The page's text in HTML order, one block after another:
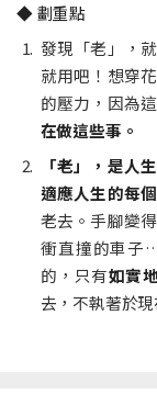
◆ 劃重點
發現「老」，就
就用吧！想穿
的壓力，因為
在做這些事。
「老」，是人
適應人生的每
老去。手腳變
衝直撞的車子
的，只有如實
去，不執著於